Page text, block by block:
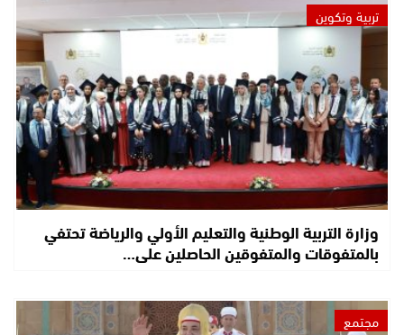
تربية وتكوين
وزارة التربية الوطنية والتعليم الأولي والرياضة تحتفي
بالمتفوقات والمتفوقين الحاصلين على…
مجتمع